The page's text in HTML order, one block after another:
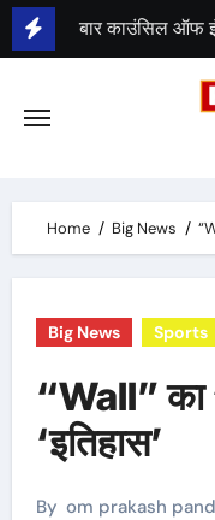
Skip
to
भीम सेना का भारत
Home Big News
Big News Sports
“Wall” का
‘इतिहास’
By om prakash